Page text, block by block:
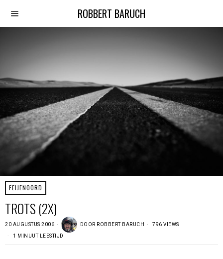
ROBBERT BARUCH
FEIJENOORD
TROTS (2X)
20 AUGUSTUS 2006 DOOR ROBBERT BARUCH 796 VIEWS
1 MINUUT LEESTIJD